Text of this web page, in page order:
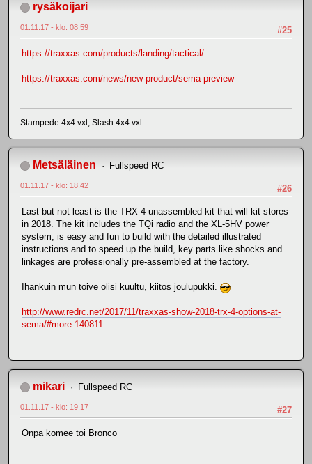
rysäkoijari
#25
01.11.17 - klo: 08.59
https://traxxas.com/products/landing/tactical/
https://traxxas.com/news/new-product/sema-preview
Stampede 4x4 vxl, Slash 4x4 vxl
Metsäläinen Fullspeed RC
#26
01.11.17 - klo: 18.42
Last but not least is the TRX-4 unassembled kit that will kit stores
in 2018. The kit includes the TQi radio and the XL-5HV power
system, is easy and fun to build with the detailed illustrated
instructions and to speed up the build, key parts like shocks and
linkages are professionally pre-assembled at the factory.
Ihankuin mun toive olisi kuultu, kiitos joulupukki.
http://www.redrc.net/2017/11/traxxas-show-2018-trx-4-options-at-
sema/#more-140811
mikari Fullspeed RC
#27
01.11.17 - klo: 19.17
Onpa komee toi Bronco